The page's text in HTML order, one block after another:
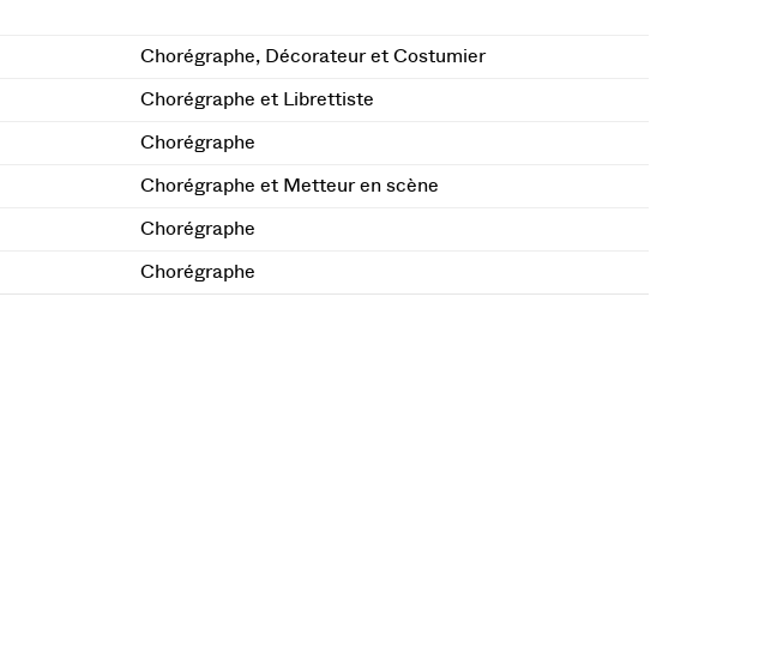
Chorégraphe, Décorateur et Costumier
Chorégraphe et Librettiste
Chorégraphe
Chorégraphe et Metteur en scène
Chorégraphe
Chorégraphe